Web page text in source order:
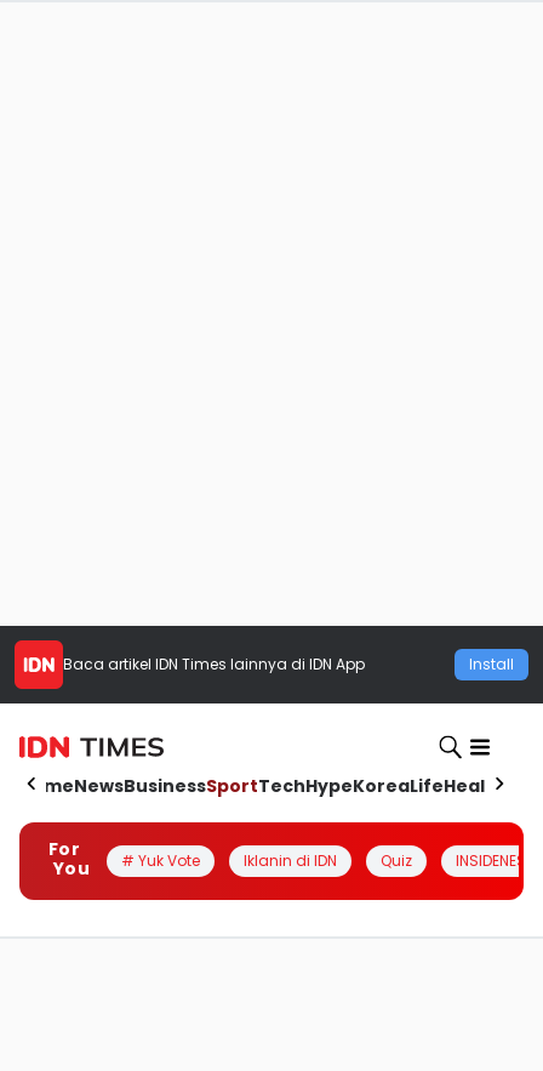
Baca artikel IDN Times lainnya di IDN App Install
HomeNewsBusinessSportTechHypeKoreaLifeHealth
For
You
# Yuk Vote Iklanin di IDN Quiz INSIDENESIA